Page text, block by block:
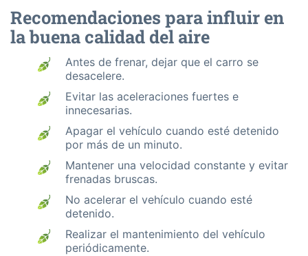
Recomendaciones para influir en
la buena calidad del aire
Antes de frenar, dejar que el carro se
desacelere.
Evitar las aceleraciones fuertes e
innecesarias.
Apagar el vehículo cuando esté detenido
por más de un minuto.
Mantener una velocidad constante y evitar
frenadas bruscas.
No acelerar el vehículo cuando esté
detenido.
Realizar el mantenimiento del vehículo
periódicamente.